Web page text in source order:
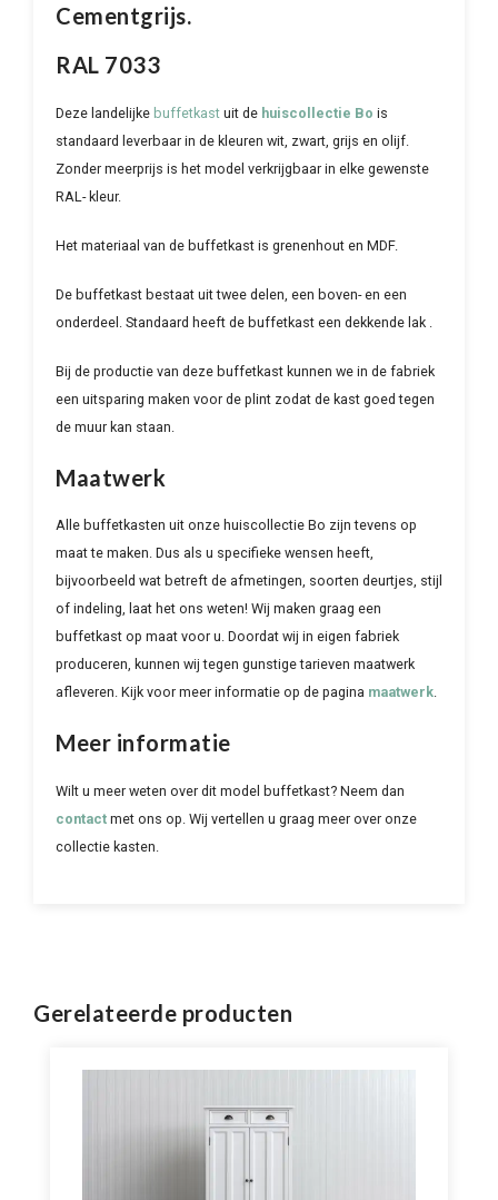
Cementgrijs.
RAL 7033
Deze landelijke buffetkast uit de huiscollectie Bo is
standaard leverbaar in de kleuren wit, zwart, grijs en olijf.
Zonder meerprijs is het model verkrijgbaar in elke gewenste
RAL- kleur.
Het materiaal van de buffetkast is grenenhout en MDF.
De buffetkast bestaat uit twee delen, een boven- en een
onderdeel. Standaard heeft de buffetkast een dekkende lak .
Bij de productie van deze buffetkast kunnen we in de fabriek
een uitsparing maken voor de plint zodat de kast goed tegen
de muur kan staan.
Maatwerk
Alle buffetkasten uit onze huiscollectie Bo zijn tevens op
maat te maken. Dus als u specifieke wensen heeft,
bijvoorbeeld wat betreft de afmetingen, soorten deurtjes, stijl
of indeling, laat het ons weten! Wij maken graag een
buffetkast op maat voor u. Doordat wij in eigen fabriek
produceren, kunnen wij tegen gunstige tarieven maatwerk
afleveren. Kijk voor meer informatie op de pagina maatwerk.
Meer informatie
Wilt u meer weten over dit model buffetkast? Neem dan
contact met ons op. Wij vertellen u graag meer over onze
collectie kasten.
Gerelateerde producten